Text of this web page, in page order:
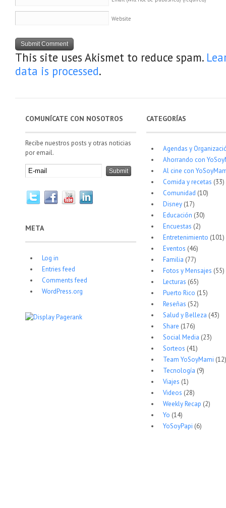
Website
This site uses Akismet to reduce spam.
data is processed.
COMUNÍCATE CON NOSOTROS
Recibe nuestros posts y otras noticias
por email.
META
Log in
Entries feed
Comments feed
WordPress.org
CATEGORÍAS
Agendas y
Ahorrando con
Al cine con
Comida y recetas (33)
Comunidad (10)
Disney(17)
Educación (30)
Encuestas (2)
Entretenimiento (101)
Eventos (46)
Familia (77)
Fotos y Mensajes (55)
Lecturas (65)
Puerto Rico (15)
Reseñas (52)
Salud y Belleza (43)
Share (176)
Social Media (23)
Sorteos (41)
Team YoSoyMami (12)
Tecnología (9)
Viajes (1)
Videos (28)
Weekly Recap (2)
Yo (14)
YoSoyPapi (6)